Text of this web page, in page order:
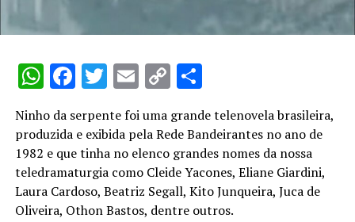
Menino de 9 anos, perto de completar os 10, não perdia
o quadro. Afinal, não se falava sobre sexo nessa época, o
WhatsApp
Facebook
Twitter
Email
CopyShare
Ninho da serpente foi uma grande telenovela brasileira,
produzida e exibida pela Rede Bandeirantes no ano de
1982 e que tinha no elenco grandes nomes da nossa
teledramaturgia como Cleide Yacones, Eliane Giardini,
Laura Cardoso, Beatriz Segall, Kito Junqueira, Juca de
Oliveira, Othon Bastos, dentre outros.